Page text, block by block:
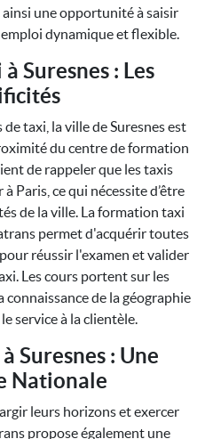
une opportunité à saisir
dynamique et flexible.
Suresnes : Les
taxi, la ville de Suresnes est
du centre de formation
de rappeler que les taxis
Paris, ce qui nécessite d’être
de la ville. La formation taxi
permet d'acquérir toutes
réussir l'examen et valider
Les cours portent sur les
de la géographie
service à la clientèle.
Suresnes : Une
Nationale
leurs horizons et exercer
propose également une